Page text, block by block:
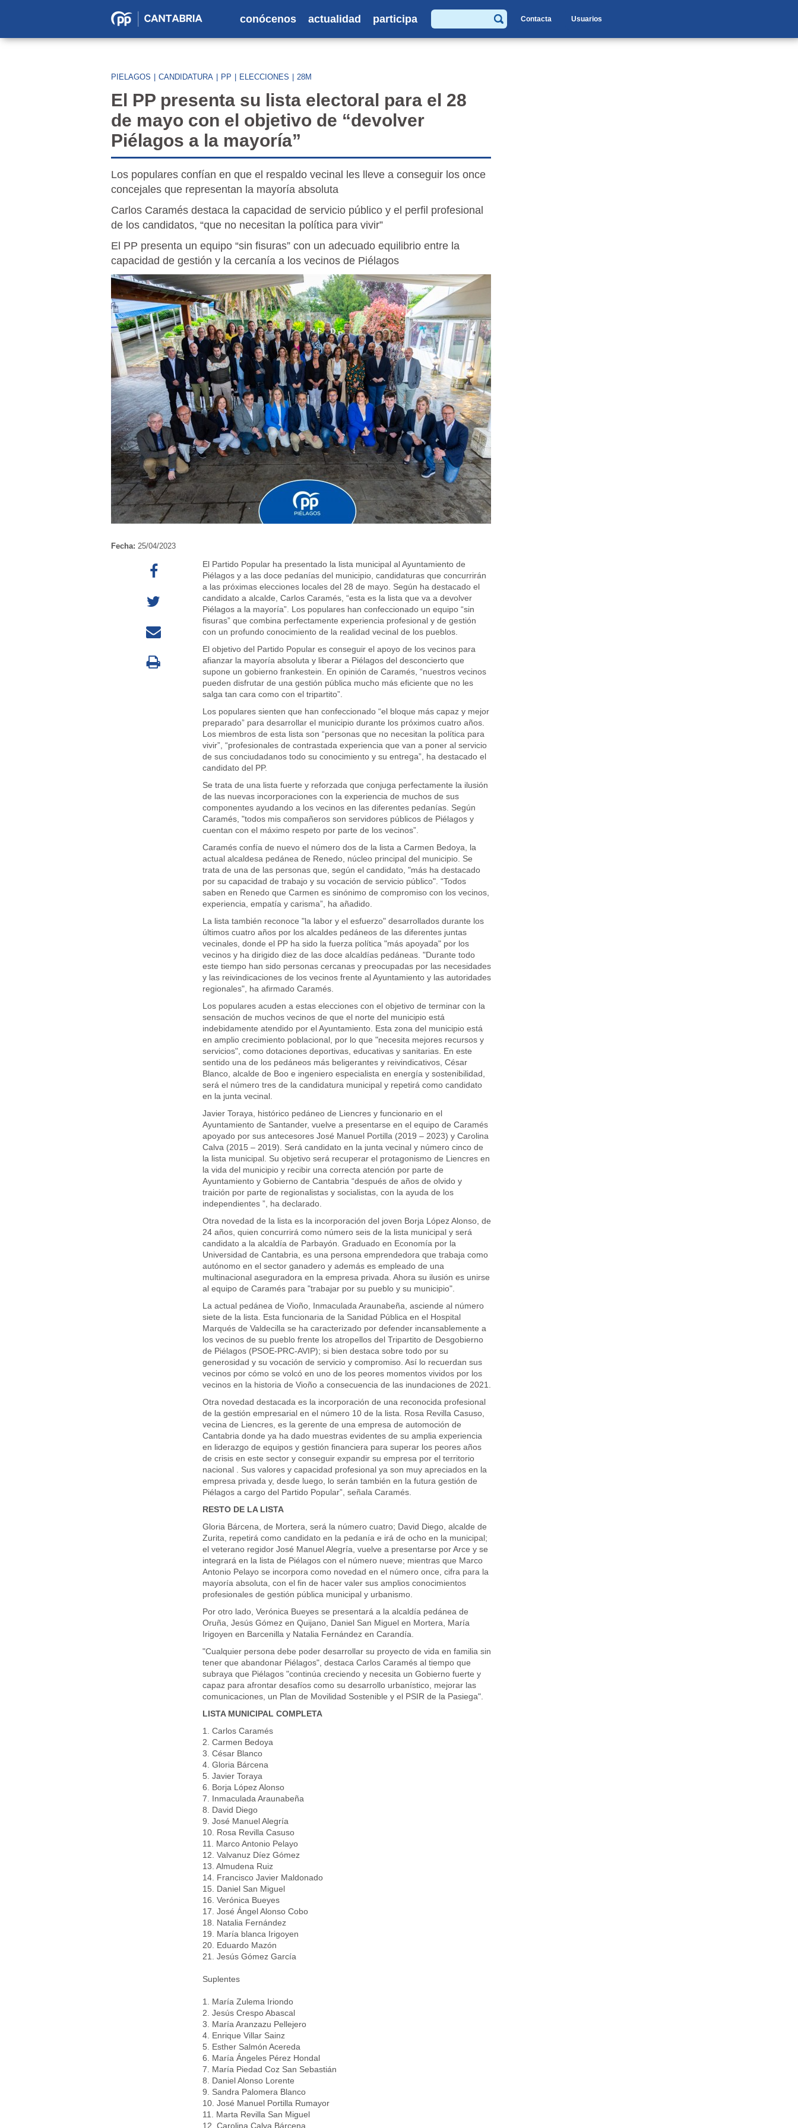
Partido
en
Cantabria
conócenos actualidad participa
Buscar
Contacta Usuarios
PIELAGOS CANDIDATURA PP ELECCIONES 28M
El PP presenta su lista electoral para el 28
de mayo con el objetivo de “devolver
Piélagos a la mayoría”
Los populares confían en que el respaldo vecinal les lleve a conseguir los once
concejales que representan la mayoría absoluta
Carlos Caramés destaca la capacidad de servicio público y el perfil profesional
de los candidatos, “que no necesitan la política para vivir”
El PP presenta un equipo “sin fisuras” con un adecuado equilibrio entre la
capacidad de gestión y la cercanía a los vecinos de Piélagos
Fecha: 25/04/2023
El Partido Popular ha presentado la lista municipal al Ayuntamiento de
Piélagos y a las doce pedanías del municipio, candidaturas que concurrirán
a las próximas elecciones locales del 28 de mayo. Según ha destacado el
candidato a alcalde, Carlos Caramés, “esta es la lista que va a devolver
Piélagos a la mayoría”. Los populares han confeccionado un equipo “sin
fisuras” que combina perfectamente experiencia profesional y de gestión
con un profundo conocimiento de la realidad vecinal de los pueblos.
El objetivo del Partido Popular es conseguir el apoyo de los vecinos para
afianzar la mayoría absoluta y liberar a Piélagos del desconcierto que
supone un gobierno frankestein. En opinión de Caramés, “nuestros vecinos
pueden disfrutar de una gestión pública mucho más eficiente que no les
salga tan cara como con el tripartito”.
Los populares sienten que han confeccionado “el bloque más capaz y mejor
preparado” para desarrollar el municipio durante los próximos cuatro años.
Los miembros de esta lista son “personas que no necesitan la política para
vivir”, “profesionales de contrastada experiencia que van a poner al servicio
de sus conciudadanos todo su conocimiento y su entrega”, ha destacado el
candidato del PP.
Se trata de una lista fuerte y reforzada que conjuga perfectamente la ilusión
de las nuevas incorporaciones con la experiencia de muchos de sus
componentes ayudando a los vecinos en las diferentes pedanías. Según
Caramés, "todos mis compañeros son servidores públicos de Piélagos y
cuentan con el máximo respeto por parte de los vecinos”.
Caramés confía de nuevo el número dos de la lista a Carmen Bedoya, la
actual alcaldesa pedánea de Renedo, núcleo principal del municipio. Se
trata de una de las personas que, según el candidato, "más ha destacado
por su capacidad de trabajo y su vocación de servicio público". “Todos
saben en Renedo que Carmen es sinónimo de compromiso con los vecinos,
experiencia, empatía y carisma”, ha añadido.
La lista también reconoce "la labor y el esfuerzo" desarrollados durante los
últimos cuatro años por los alcaldes pedáneos de las diferentes juntas
vecinales, donde el PP ha sido la fuerza política "más apoyada" por los
vecinos y ha dirigido diez de las doce alcaldías pedáneas. "Durante todo
este tiempo han sido personas cercanas y preocupadas por las necesidades
y las reivindicaciones de los vecinos frente al Ayuntamiento y las autoridades
regionales", ha afirmado Caramés.
Los populares acuden a estas elecciones con el objetivo de terminar con la
sensación de muchos vecinos de que el norte del municipio está
indebidamente atendido por el Ayuntamiento. Esta zona del municipio está
en amplio crecimiento poblacional, por lo que "necesita mejores recursos y
servicios", como dotaciones deportivas, educativas y sanitarias. En este
sentido una de los pedáneos más beligerantes y reivindicativos, César
Blanco, alcalde de Boo e ingeniero especialista en energía y sostenibilidad,
será el número tres de la candidatura municipal y repetirá como candidato
en la junta vecinal.
Javier Toraya, histórico pedáneo de Liencres y funcionario en el
Ayuntamiento de Santander, vuelve a presentarse en el equipo de Caramés
apoyado por sus antecesores José Manuel Portilla (2019 – 2023) y Carolina
Calva (2015 – 2019). Será candidato en la junta vecinal y número cinco de
la lista municipal. Su objetivo será recuperar el protagonismo de Liencres en
la vida del municipio y recibir una correcta atención por parte de
Ayuntamiento y Gobierno de Cantabria “después de años de olvido y
traición por parte de regionalistas y socialistas, con la ayuda de los
independientes ”, ha declarado.
Otra novedad de la lista es la incorporación del joven Borja López Alonso, de
24 años, quien concurrirá como número seis de la lista municipal y será
candidato a la alcaldía de Parbayón. Graduado en Economía por la
Universidad de Cantabria, es una persona emprendedora que trabaja como
autónomo en el sector ganadero y además es empleado de una
multinacional aseguradora en la empresa privada. Ahora su ilusión es unirse
al equipo de Caramés para "trabajar por su pueblo y su municipio".
La actual pedánea de Vioño, Inmaculada Araunabeña, asciende al número
siete de la lista. Esta funcionaria de la Sanidad Pública en el Hospital
Marqués de Valdecilla se ha caracterizado por defender incansablemente a
los vecinos de su pueblo frente los atropellos del Tripartito de Desgobierno
de Piélagos (PSOE-PRC-AVIP); si bien destaca sobre todo por su
generosidad y su vocación de servicio y compromiso. Así lo recuerdan sus
vecinos por cómo se volcó en uno de los peores momentos vividos por los
vecinos en la historia de Vioño a consecuencia de las inundaciones de 2021.
Otra novedad destacada es la incorporación de una reconocida profesional
de la gestión empresarial en el número 10 de la lista. Rosa Revilla Casuso,
vecina de Liencres, es la gerente de una empresa de automoción de
Cantabria donde ya ha dado muestras evidentes de su amplia experiencia
en liderazgo de equipos y gestión financiera para superar los peores años
de crisis en este sector y conseguir expandir su empresa por el territorio
nacional . Sus valores y capacidad profesional ya son muy apreciados en la
empresa privada y, desde luego, lo serán también en la futura gestión de
Piélagos a cargo del Partido Popular”, señala Caramés.
RESTO DE LA LISTA
Gloria Bárcena, de Mortera, será la número cuatro; David Diego, alcalde de
Zurita, repetirá como candidato en la pedanía e irá de ocho en la municipal;
el veterano regidor José Manuel Alegría, vuelve a presentarse por Arce y se
integrará en la lista de Piélagos con el número nueve; mientras que Marco
Antonio Pelayo se incorpora como novedad en el número once, cifra para la
mayoría absoluta, con el fin de hacer valer sus amplios conocimientos
profesionales de gestión pública municipal y urbanismo.
Por otro lado, Verónica Bueyes se presentará a la alcaldía pedánea de
Oruña, Jesús Gómez en Quijano, Daniel San Miguel en Mortera, María
Irigoyen en Barcenilla y Natalia Fernández en Carandía.
"Cualquier persona debe poder desarrollar su proyecto de vida en familia sin
tener que abandonar Piélagos", destaca Carlos Caramés al tiempo que
subraya que Piélagos "continúa creciendo y necesita un Gobierno fuerte y
capaz para afrontar desafíos como su desarrollo urbanístico, mejorar las
comunicaciones, un Plan de Movilidad Sostenible y el PSIR de la Pasiega".
LISTA MUNICIPAL COMPLETA
1. Carlos Caramés
2. Carmen Bedoya
3. César Blanco
4. Gloria Bárcena
5. Javier Toraya
6. Borja López Alonso
7. Inmaculada Araunabeña
8. David Diego
9. José Manuel Alegría
10. Rosa Revilla Casuso
11. Marco Antonio Pelayo
12. Valvanuz Díez Gómez
13. Almudena Ruiz
14. Francisco Javier Maldonado
15. Daniel San Miguel
16. Verónica Bueyes
17. José Ángel Alonso Cobo
18. Natalia Fernández
19. María blanca Irigoyen
20. Eduardo Mazón
21. Jesús Gómez García
Suplentes
1. María Zulema Iriondo
2. Jesús Crespo Abascal
3. María Aranzazu Pellejero
4. Enrique Villar Sainz
5. Esther Salmón Acereda
6. María Ángeles Pérez Hondal
7. María Piedad Coz San Sebastián
8. Daniel Alonso Lorente
9. Sandra Palomera Blanco
10. José Manuel Portilla Rumayor
11. Marta Revilla San Miguel
12. Carolina Calva Bárcena